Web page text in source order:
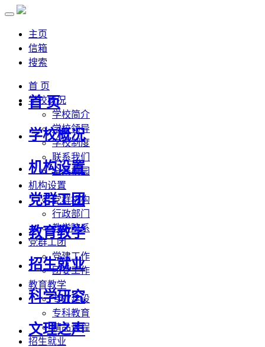
主页
信箱
搜索
首 页
学校概况
学校简介
学校领导
学校制度
联系我们
全景校园
机构设置
党群机构
行政部门
教学院系
党群工团
党建工作
团委工作
教育教学
专业建设
专科教育
精品课程
招生就业
首 页
学校概况
机构设置
党群工团
教育教学
招生就业
科学研究
文理之声